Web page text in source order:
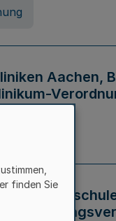
Aachen,
der
finden Sie